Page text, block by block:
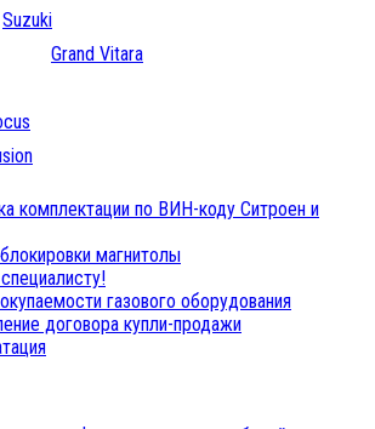
Suzuki
Grand Vitara
комплектации по ВИН-коду Ситроен и
магнитолы
газового оборудования
договора купли-продажи